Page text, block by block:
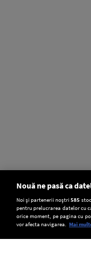
Setări:
Dark Mode
Nouă ne pasă ca
Noi și partenerii noștri585
pentru prelucrarea datelor cu
orice moment, pe pagina cu
vor afecta navigarea. Mai